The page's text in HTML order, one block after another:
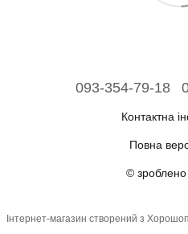
093-354-79-18
Контактна
Повна
© зроблено
Інтернет-магазин створений з Хорошоп